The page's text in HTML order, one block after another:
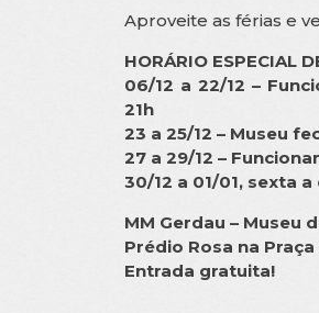
Aproveite as férias e
HORÁRIO ESPECIAL
06/12 a 22/12 –
21h
23 a 25/12 – Museu
27 a 29/12 –
30/12 a 01/01, sexta
MM Gerdau – Museu
Prédio Rosa na
Entrada gratuita!